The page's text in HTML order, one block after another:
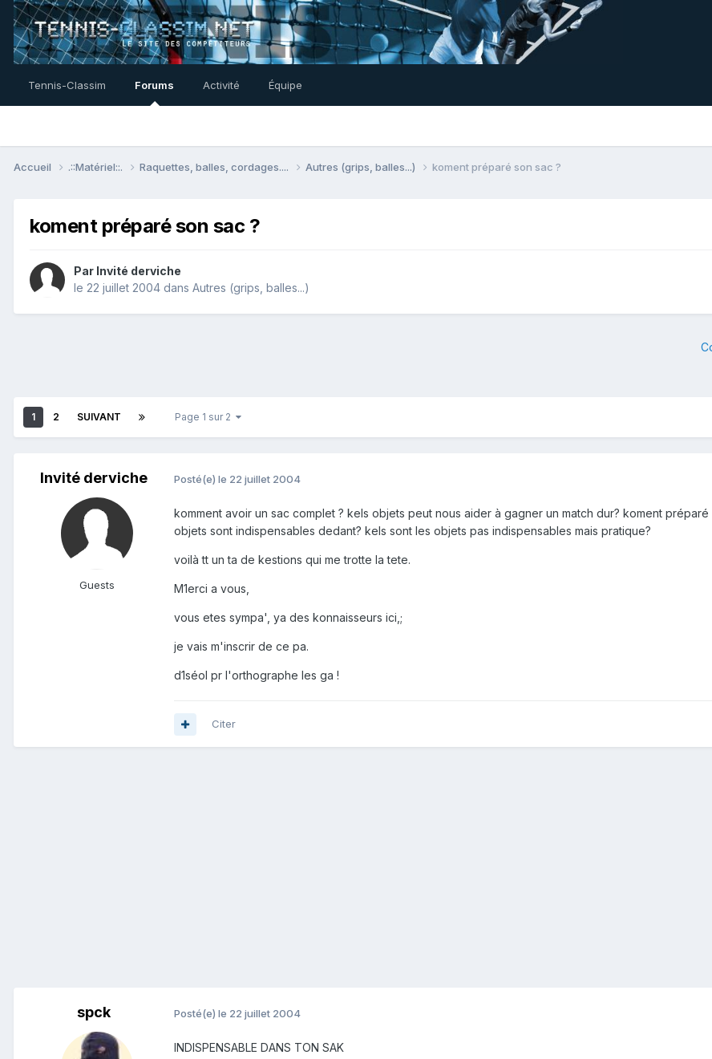
Tennis-Classim Forums Activité Équipe
Accueil .::Matériel::. Raquettes, balles, cordages.... Autres (grips, balles...) koment préparé son sac ?
koment préparé son sac ?
Par Invité derviche
le 22 juillet 2004 dans Autres (grips, balles...)
1 2 SUIVANT Page 1 sur 2
Invité derviche
Guests
Posté(e) le 22 juillet 2004
komment avoir un sac complet ? kels objets peut nous aider à gagner un match dur? koment
objets sont indispensables dedant? kels sont les objets pas indispensables mais pratique?
voilà tt un ta de kestions qui me trotte la tete.
M1erci a vous,
vous etes sympa', ya des konnaisseurs ici,;
je vais m'inscrir de ce pa.
d1séol pr l'orthographe les ga !
Citer
spck Posté(e) le 22 juillet 2004
INDISPENSABLE DANS TON SAK